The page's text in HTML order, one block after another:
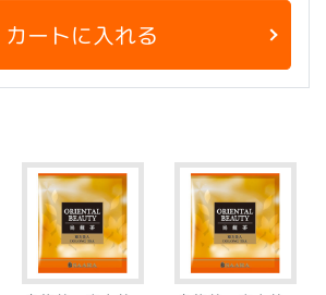
カートに入れる